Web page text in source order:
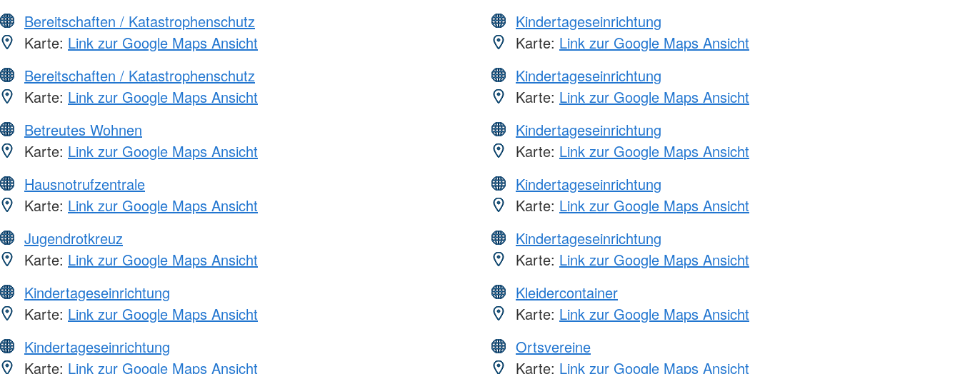
Bereitschaften / Katastrophenschutz
Karte: Link zur Google Maps Ansicht
Bereitschaften / Katastrophenschutz
Karte: Link zur Google Maps Ansicht
Betreutes Wohnen
Karte: Link zur Google Maps Ansicht
Hausnotrufzentrale
Karte: Link zur Google Maps Ansicht
Jugendrotkreuz
Karte: Link zur Google Maps Ansicht
Kindertageseinrichtung
Karte: Link zur Google Maps Ansicht
Kindertageseinrichtung
Karte: Link zur Google Maps Ansicht
Kindertageseinrichtung
Karte: Link zur Google Maps Ansicht
Kindertageseinrichtung
Karte: Link zur Google Maps Ansicht
Kindertageseinrichtung
Karte: Link zur Google Maps Ansicht
Kindertageseinrichtung
Karte: Link zur Google Maps Ansicht
Kindertageseinrichtung
Karte: Link zur Google Maps Ansicht
Kleidercontainer
Karte: Link zur Google Maps Ansicht
Ortsvereine
Karte: Link zur Google Maps Ansicht